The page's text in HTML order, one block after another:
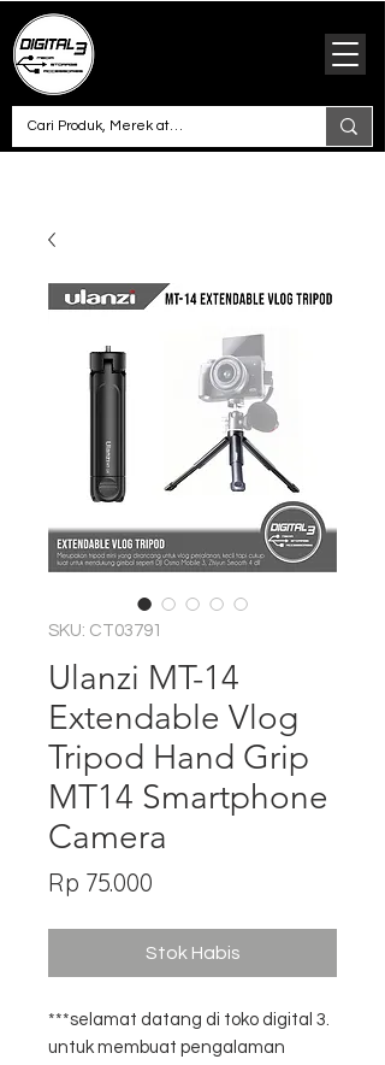
SKU: CT03791
Ulanzi MT-14
Extendable Vlog
Tripod Hand Grip
MT14 Smartphone
Camera
Rp 75.000
Stok Habis
***selamat datang di toko digital 3.
untuk membuat pengalaman